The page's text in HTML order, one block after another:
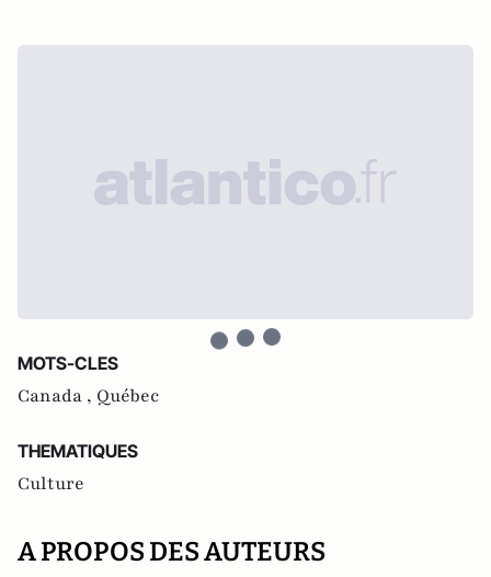
MOTS-CLES
Canada , Québec
THEMATIQUES
Culture
A PROPOS DES AUTEURS